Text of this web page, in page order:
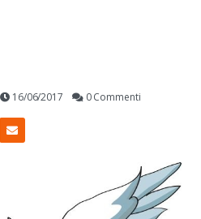
16/06/2017 0 Commenti